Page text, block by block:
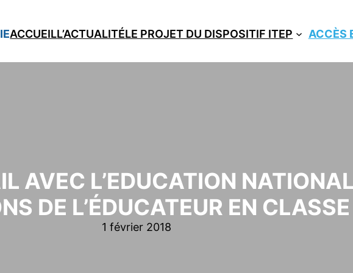
ACCUEILL’ACTUALITÉLE PROJET DU DISPOSITIF ITEP ACCÈS
AVEC L’EDUCATION
DE L’ÉDUCATEUR EN CLASSE
1 février 2018